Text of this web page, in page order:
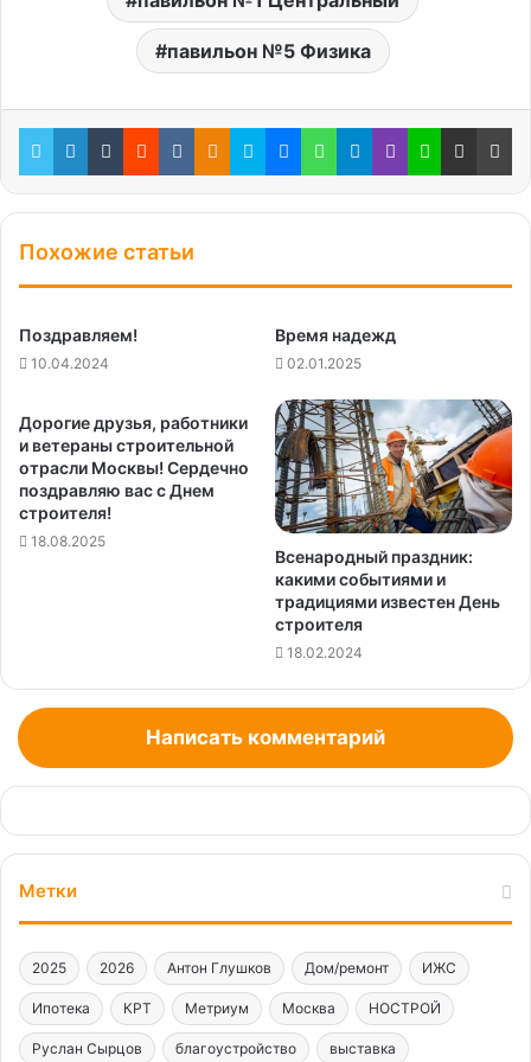
павильон №5 Физика
TwitterLinkedInTumblrRedditВконтакте
Одноклассники
SkypeMessenger
WhatsApp
Telegram
ViberLine Поделиться через электронную почту
Похожие статьи
Поздравляем!
10.04.2024
Время надежд
02.01.2025
Дорогие друзья, работники
и ветераны строительной
отрасли Москвы! Сердечно
поздравляю вас с Днем
строителя!
18.08.2025
Всенародный праздник:
какими событиями и
традициями известен День
строителя
18.02.2024
Написать комментарий
Метки
2025 2026 Антон Глушков Дом/ремонт ИЖС
Ипотека КРТ Метриум Москва НОСТРОЙ
Руслан Сырцов благоустройство выставка